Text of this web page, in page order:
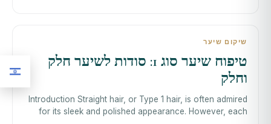
שיקום שיער
טיפוח שיער סוג 1: סודות לשיער חלק
וחלק
Introduction Straight hair, or Type 1 hair, is often admired
for its sleek and polished appearance. However, each